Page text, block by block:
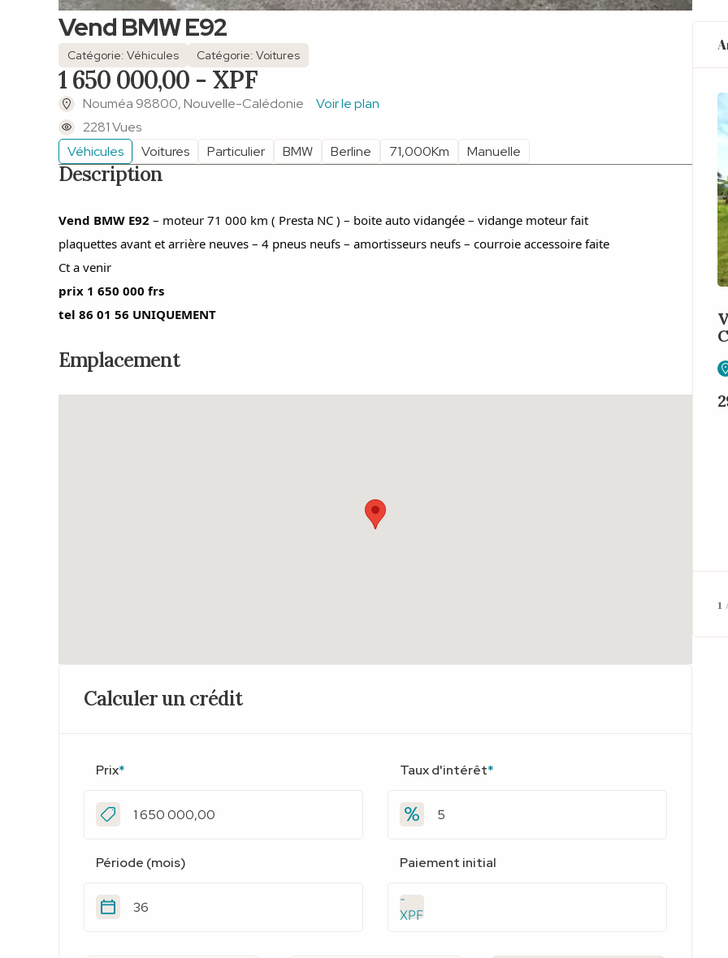
Vend BMW E92
Catégorie: Véhicules Catégorie: Voitures
1 650 000,00 - XPF
Nouméa 98800, Nouvelle-Calédonie
Voir le plan
2281 Vues
Véhicules
Voitures Particulier BMW Berline 71,000Km Manuelle
Description
Vend BMW E92 – moteur 71 000 km ( Presta NC ) – boite auto vidangée – vidange moteur fait
plaquettes avant et arrière neuves – 4 pneus neufs – amortisseurs neufs – courroie accessoire faite
Ct a venir
prix 1 650 000 frs
tel 86 01 56 UNIQUEMENT
Emplacement
Calculer un crédit
Prix* Taux d'intérêt*
Période (mois) Paiement initial
-
XPF
1